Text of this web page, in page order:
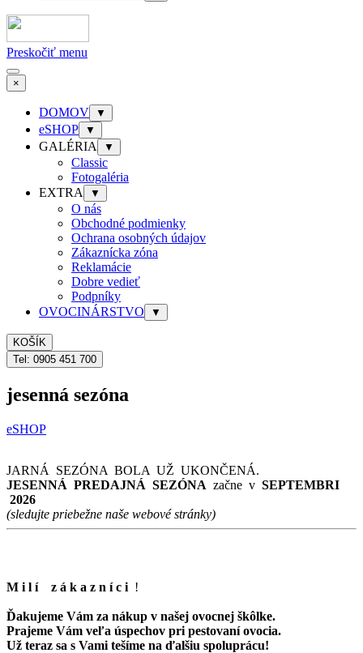
Preskočiť menu
×
DOMOV ▼
eSHOP ▼
GALÉRIA ▼
Classic
Fotogaléria
EXTRA
▼
O nás
Obchodné podmienky
Ochrana osobných údajov
Zákaznícka zóna
Reklamácie
Dobre vedieť
Podpníky
OVOCINÁRSTVO
▼
KOŠÍK
Tel: 0905 451 700
jesenná sezóna
eSHOP
JARNÁ SEZÓNA BOLA UŽ UKONČENÁ.
JESENNÁ PREDAJNÁ SEZÓNA začne v SEPTEMBRI
2026
(sledujte priebežne naše webové stránky)
M i l í z á k a z n í c i !
Ďakujeme Vám za nákup v našej ovocnej škôlke.
Prajeme Vám veľa úspechov pri pestovaní ovocia.
Už teraz sa s Vami tešíme na ďalšiu spoluprácu!